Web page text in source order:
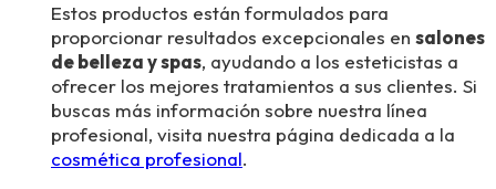
Estos productos están formulados para
proporcionar resultados excepcionales en salones
de belleza y spas, ayudando a los esteticistas a
ofrecer los mejores tratamientos a sus clientes. Si
buscas más información sobre nuestra línea
profesional, visita nuestra página dedicada a la
cosmética profesional.